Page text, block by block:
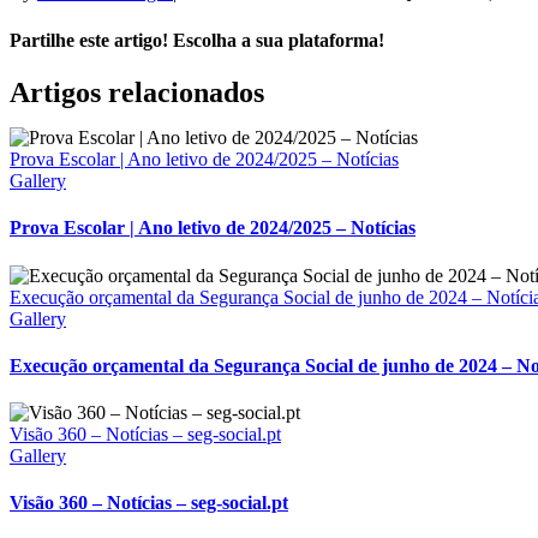
Partilhe este artigo! Escolha a sua plataforma!
Facebook
X
Reddit
LinkedIn
WhatsApp
Tumblr
Pinterest
Vk
Email
(necessário
mas
não
publicado)
Artigos relacionados
Prova Escolar | Ano letivo de 2024/2025 – Notícias
Gallery
Prova Escolar | Ano letivo de 2024/2025 – Notícias
Execução orçamental da Segurança Social de junho de 2024 –
Gallery
Execução orçamental da Segurança Social de junho de 2024 –
Visão 360 – Notícias – seg-social.pt
Gallery
Visão 360 – Notícias – seg-social.pt